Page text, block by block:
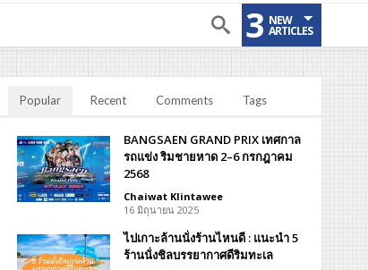
3 NEW
ARTICLES
Popular Recent Comments Tags
BANGSAEN GRAND PRIX เทศกาล
รถแข่ง ริมชายหาด 2–6 กรกฎาคม
2568
Chaiwat Klintawee
16 มิถุนายน 2025
ไปเกาะล้านนั่งร้านไหนดี : แนะนำ 5
ร้านนั่งชิลบรรยากาศดีริมทะเล